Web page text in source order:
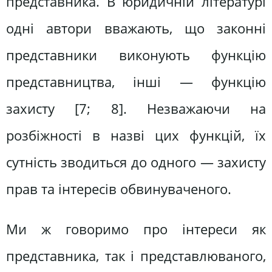
одні автори вважають, що законні
представники виконують функцію
представництва, інші — функцію
захисту [7; 8]. Незважаючи на
розбіжності в назві цих функцій, їх
сутність зводиться до одного — захисту
прав та інтересів обвинуваченого.
Ми ж говоримо про інтереси як
представника, так і представлюваного,